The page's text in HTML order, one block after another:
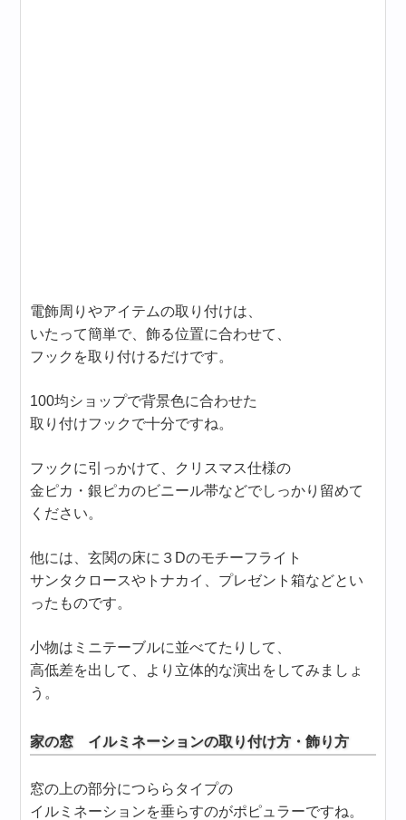
電飾周りやアイテムの取り付けは、
いたって簡単で、飾る位置に合わせて、
フックを取り付けるだけです。
100均ショップで背景色に合わせた
取り付けフックで十分ですね。
フックに引っかけて、クリスマス仕様の
金ピカ・銀ピカのビニール帯などでしっかり留めて
ください。
他には、玄関の床に３Dのモチーフライト
サンタクロースやトナカイ、プレゼント箱などとい
ったものです。
小物はミニテーブルに並べてたりして、
高低差を出して、より立体的な演出をしてみましょ
う。
家の窓 イルミネーションの取り付け方・飾り方
窓の上の部分につららタイプの
イルミネーションを垂らすのがポピュラーですね。